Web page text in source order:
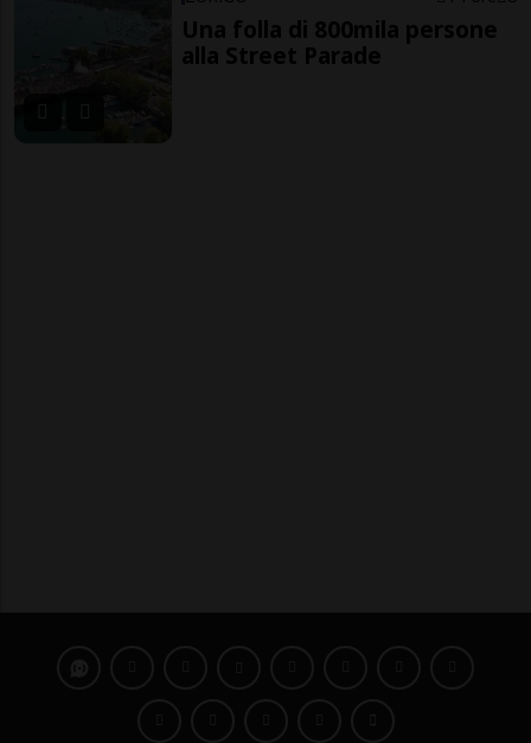
Una folla di 800mila persone
alla Street Parade